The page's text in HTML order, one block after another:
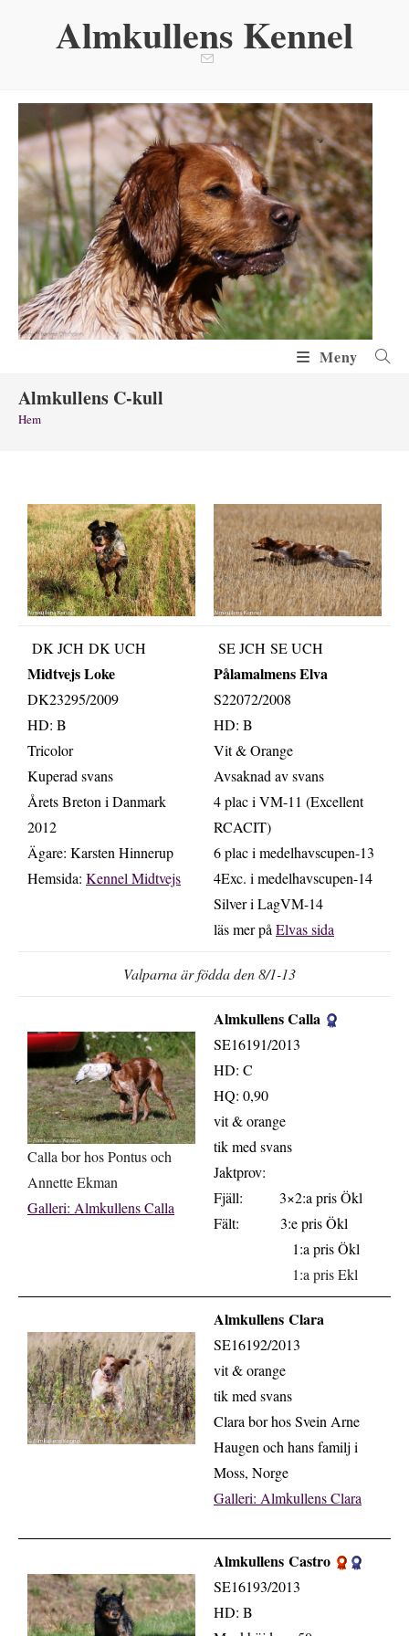
Almkullens Kennel
Meny
Almkullens C-kull
Hem
DK JCH DK UCH
Midtvejs Loke
DK23295/2009
HD: B
Tricolor
Kuperad svans
Årets Breton i Danmark
2012
Ägare: Karsten Hinnerup
Hemsida: Kennel Midtvejs
SE JCH SE UCH
Pålamalmens Elva
S22072/2008
HD: B
Vit & Orange
Avsaknad av svans
4 plac i VM-11 (Excellent
RCACIT)
6 plac i medelhavscupen-13
4Exc. i medelhavscupen-14
Silver i LagVM-14
läs mer på Elvas sida
Valparna är födda den 8/1-13
Calla bor hos Pontus och
Annette Ekman
Galleri: Almkullens Calla
Almkullens Calla
SE16191/2013
HD: C
HQ: 0,90
vit & orange
tik med svans
Jaktprov:
Fjäll: 3×2:a pris Ökl
Fält: 3:e pris Ökl
1:a pris Ökl
1:a pris Ekl
Almkullens Clara
SE16192/2013
vit & orange
tik med svans
Clara bor hos Svein Arne
Haugen och hans familj i
Moss, Norge
Galleri: Almkullens Clara
Almkullens Castro
SE16193/2013
HD: B